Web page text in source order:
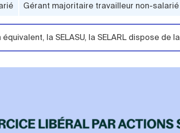
Gérant majoritaire travailleur non-salarié
la SELASU, la SELARL dispose de la